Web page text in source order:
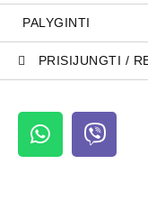
PALYGINTI
PRISIJUNGTI /